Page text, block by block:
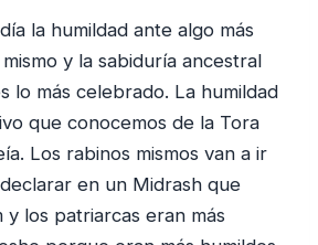
la humildad ante algo más
y la sabiduría ancestral
lo más celebrado. La humildad
que conocemos de la Tora
Los rabinos mismos van a ir
en un Midrash que
y los patriarcas eran más